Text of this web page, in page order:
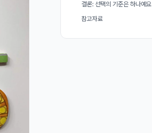
결론: 선택의 기준은 하나예요
참고자료